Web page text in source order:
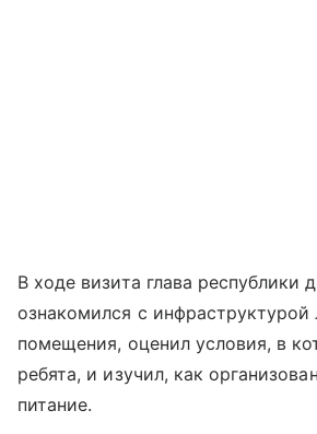
В ходе визита глава республики
ознакомился с инфраструктурой
помещения, оценил условия, в
ребята, и изучил, как
питание.